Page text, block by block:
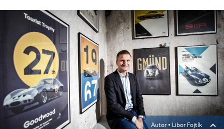
Autor ▪ Libor Fojtík